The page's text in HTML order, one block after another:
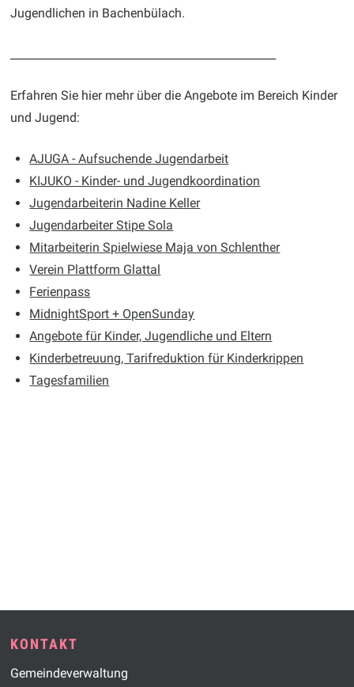
Jugendlichen in Bachenbülach.
Erfahren Sie hier mehr über die Angebote im Bereich Kinder
und Jugend:
AJUGA - Aufsuchende Jugendarbeit
KIJUKO- Kinder- und Jugendkoordination
Jugendarbeiterin Nadine Keller
JugendarbeiterStipe Sola
Mitarbeiterin Spielwiese Maja von Schlenther
Verein Plattform Glattal
Ferienpass
MidnightSport + OpenSunday
Angebote für Kinder, Jugendliche und Eltern
Kinderbetreuung, Tarifreduktion für Kinderkrippen
Tagesfamilien
Footer
KONTAKT
Gemeindeverwaltung